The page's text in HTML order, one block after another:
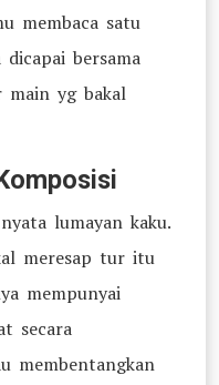
membaca satu
bersama
main yg bakal
lumayan kaku.
meresap tur itu
mempunyai
secara
membentangkan